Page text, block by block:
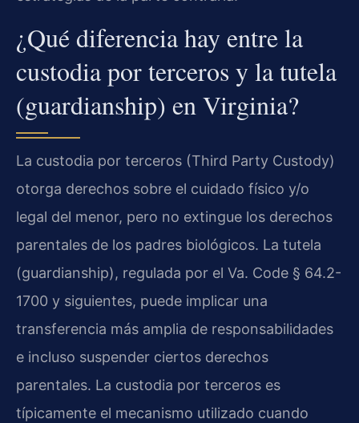
¿Qué diferencia hay entre la
custodia por terceros y la tutela
(guardianship) en Virginia?
La custodia por terceros (Third Party Custody)
otorga derechos sobre el cuidado físico y/o
legal del menor, pero no extingue los derechos
parentales de los padres biológicos. La tutela
(guardianship), regulada por el Va. Code § 64.2-
1700 y siguientes, puede implicar una
transferencia más amplia de responsabilidades
e incluso suspender ciertos derechos
parentales. La custodia por terceros es
típicamente el mecanismo utilizado cuando